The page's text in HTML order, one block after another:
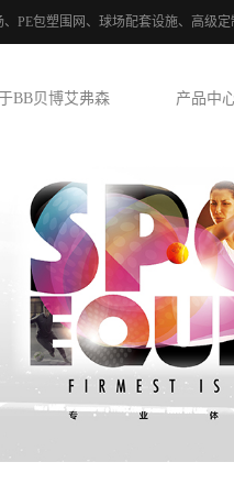
PE包塑围网、球场配套设施、高级定
BB贝博艾弗森 产品中